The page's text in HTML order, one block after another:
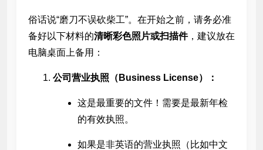
俗话说“磨刀不误砍柴工”。在开始之前，请务必准
备好以下材料的清晰彩色照片或扫描件，建议放在
电脑桌面上备用：
公司营业执照（Business License）：
这是最重要的文件！需要是最新年检
的有效执照。
如果是非英语的营业执照（比如中文